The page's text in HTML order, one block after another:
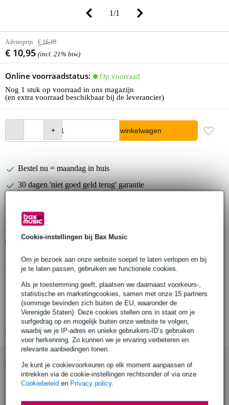
Cookie-instellingen bij Bax Music
Om je bezoek aan onze website soepel te laten verlopen en bij
je te laten passen, gebruiken we functionele cookies.
Als je toestemming geeft, plaatsen we daarnaast voorkeurs-,
statistische en marketingcookies, samen met onze 15 partners
(sommige bevinden zich buiten de EU, waaronder de
Verenigde Staten). Deze cookies stellen ons in staat om je
surfgedrag op en mogelijk buiten onze website te volgen,
waarbij we je IP-adres en unieke gebruikers-ID’s gebruiken
voor herkenning. Zo kunnen we je ervaring verbeteren en
relevante aanbiedingen tonen.
Je kunt je cookievoorkeuren op elk moment aanpassen of
intrekken via de cookie-instellingen rechtsonder of via onze
Cookiebeleid en Privacy policy.
1/1
Adviesprijs € 16,10
€ 10,95 (incl. 21% btw)
Online voorraadstatus:
Op voorraad
Nog 1 stuk op voorraad in ons magazijn
(en extra voorraad beschikbaar bij de leverancier)
In winkelwagen
Bestel nu = maandag in huis
30 dagen 'niet goed geld terug' garantie
Gratis ophalen in de winkel
Productinformatie
snarenset voor zessnarige banjo
Stainless Steel
heldere klank
Bekijk alle productspecificaties
Accessoires (10)